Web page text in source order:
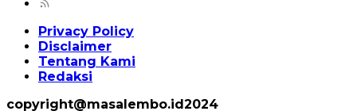
Privacy Policy
Disclaimer
Tentang Kami
Redaksi
copyright@masalembo.id2024